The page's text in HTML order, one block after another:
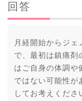
回答
月経開始からジ
で、最初は鎮痛
はご自身の体調や
ではない可能性が
してお考えくだ